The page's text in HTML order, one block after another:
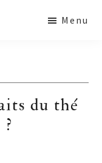
Menu
du thé